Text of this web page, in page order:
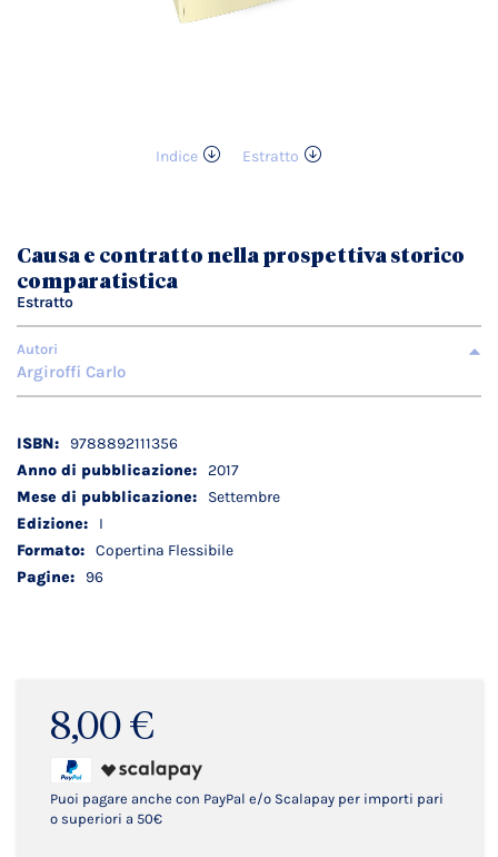
Indice
Estratto
galleria
di
immagini
8,00 €
Puoi pagare anche con PayPal e/o Scalapay per importi pari
o superiori a 50€
Causa e contratto nella prospettiva storico
comparatistica
Estratto
Autori
Argiroffi Carlo
Dettagli
tecnici
9788892111356
2017
Settembre
I
Copertina Flessibile
96